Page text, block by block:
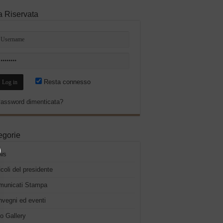
Riservata
Resta connesso
dimenticata?
del presidente
Stampa
ed eventi
Gallery